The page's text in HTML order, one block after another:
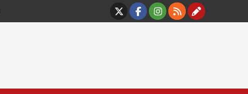
X Facebook
Instagram
RSS